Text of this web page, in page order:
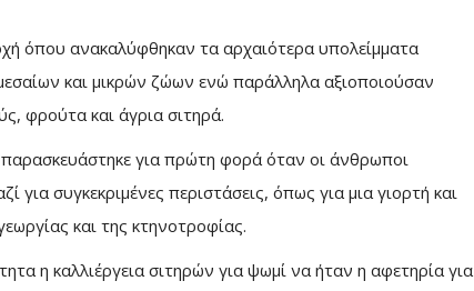
όπου ανακαλύφθηκαν τα αρχαιότερα υπολείμματα
και μικρών ζώων ενώ παράλληλα αξιοποιούσαν
φρούτα και άγρια σιτηρά.
για πρώτη φορά όταν οι άνθρωποι
για συγκεκριμένες περιστάσεις, όπως για μια γιορτή και
και της κτηνοτροφίας.
η καλλιέργεια σιτηρών για ψωμί να ήταν η αφετηρία για